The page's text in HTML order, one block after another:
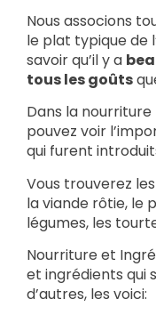
Nous associons
le plat typique de
savoir qu’il y a
tous les goûts
Dans la nourriture
pouvez voir
qui furent
Vous trouverez
la viande rôtie, le
légumes, les
Nourriture et
et ingrédients qui
d’autres, les voici: